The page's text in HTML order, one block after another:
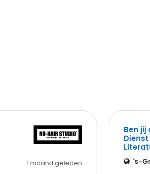
1 maand geleden
Ben jij
's-